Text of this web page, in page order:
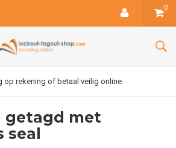
0
op rekening of betaal veilig online
getagd met
seal